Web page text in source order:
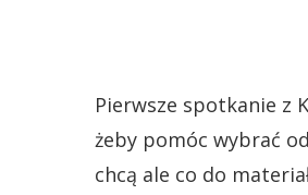
Pierwsze spotkanie z
żeby pomóc wybrać
chcą ale co do